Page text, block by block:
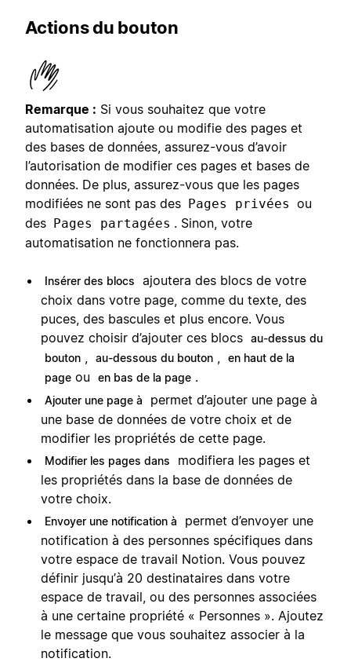
Actions du bouton
Remarque : Si vous souhaitez que votre
automatisation ajoute ou modifie des pages et
des bases de données, assurez-vous d’avoir
l’autorisation de modifier ces pages et bases de
données. De plus, assurez-vous que les pages
modifiées ne sont pas des Pages privées ou
des Pages partagées . Sinon, votre
automatisation ne fonctionnera pas.
Insérer des blocs
ajoutera des blocs de votre
choix dans votre page, comme du texte, des
puces, des bascules et plus encore. Vous
pouvez choisir d’ajouter ces blocs au-dessus du
bouton
au-dessous du bouton
en haut de la
page ou en bas de la page .
Ajouter une page à
permet d’ajouter une page à
une base de données de votre choix et de
modifier les propriétés de cette page.
Modifier les pages dans
modifiera les pages et
les propriétés dans la base de données de
votre choix.
Envoyer une notification à
permet d’envoyer une
notification à des personnes spécifiques dans
votre espace de travail Notion. Vous pouvez
définir jusqu’à 20 destinataires dans votre
espace de travail, ou des personnes associées
à une certaine propriété « Personnes ». Ajoutez
le message que vous souhaitez associer à la
notification.